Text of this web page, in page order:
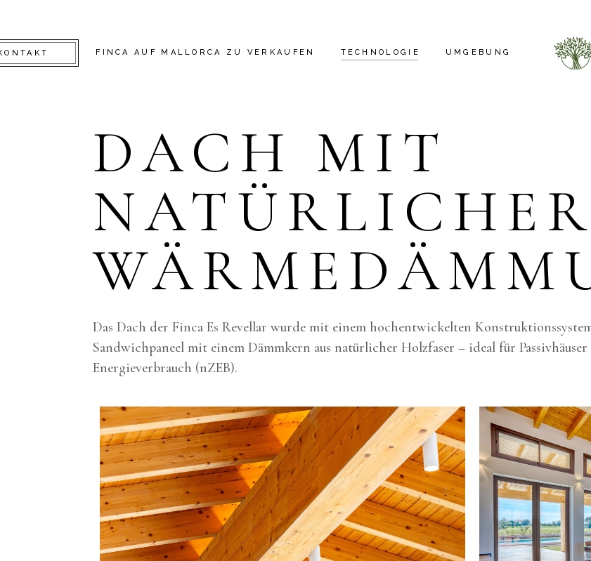
FINCA AUF MALLORCA ZU VERKAUFEN TECHNOLOGIE
PHOTOVOLTAIKANLAGE
ELEKTROINSTALLATION
HAUSAUTOMATION
BELEUCHTUNG
DACH
SANITÄRINSTALLATION
UMGEBUNG
DACH MIT
NATÜRLICHER
Das Dach der Finca Es Revellar wurde mit einem hochentwickelten
Sandwichpaneel mit einem Dämmkern aus natürlicher Holzfaser – ideal für
Energieverbrauch (nZEB).